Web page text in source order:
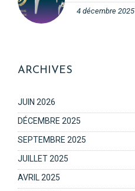
4 décembre 2025
ARCHIVES
JUIN 2026
DÉCEMBRE 2025
SEPTEMBRE 2025
JUILLET 2025
AVRIL 2025